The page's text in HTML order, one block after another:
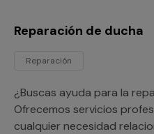
Reparación de ducha
Reparación
¿Buscas ayuda para la
Ofrecemos servicios
cualquier necesidad